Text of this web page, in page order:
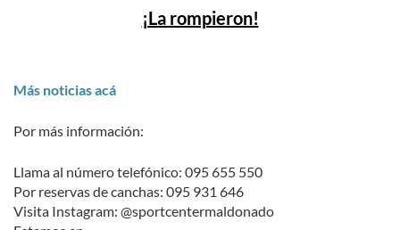
¡La rompieron!
Más noticias acá
Por más información:
Llama al número telefónico: 095 655 550
Por reservas de canchas: 095 931 646
Visita Instagram: @sportcentermaldonado